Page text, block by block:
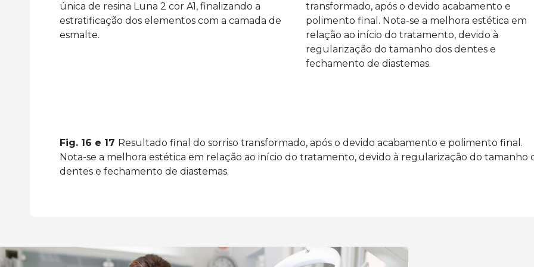
única de resina Luna 2 cor A1, finalizando a
estratificação dos elementos com a camada de
esmalte.
transformado, após o devido acabamento e
polimento final. Nota-se a melhora estética em
relação ao início do tratamento, devido à
regularização do tamanho dos dentes e
fechamento de diastemas.
Fig. 16 e 17 Resultado final do sorriso transformado, após o devido acabamento e polimento final.
Nota-se a melhora estética em relação ao início do tratamento, devido à regularização do tamanho
dentes e fechamento de diastemas.